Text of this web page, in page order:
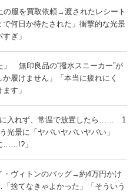
の服を買取依頼→渡されたレシート
何日か待たされた」衝撃的な光景
ぎ」
」 無印良品の“撥水スニーカー”が
履けません」「本当に疲れにく
す」
に入れず、常温で放置したら…… 1
光景に「ヤバいヤバいヤバい」
……!?」
・ヴィトンのバッグ→約4万円かけ
捨てなきゃよかった」「そういう